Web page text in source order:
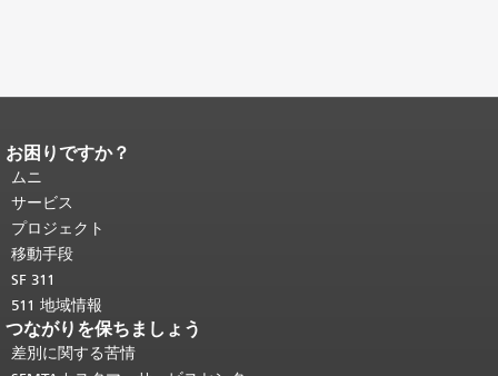
ページコンテンツの終わり。
ジの残りの部分はすべてのページで繰
り返されます。
頭に戻る。
お困りですか？
ムニ
サービス
プロジェクト
移動手段
SF 311
511 地域情報
つながりを保ちましょう
差別に関する苦情